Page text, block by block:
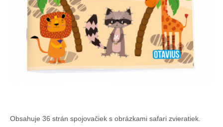
Obsahuje 36 strán spojovačiek s obrázkami safari zvieratiek.